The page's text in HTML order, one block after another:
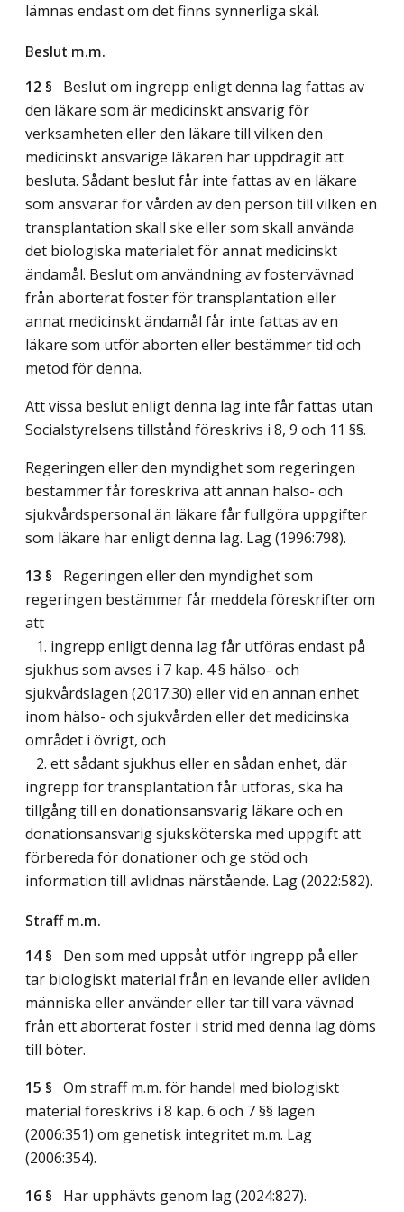
lämnas endast om det finns synnerliga skäl.
Beslut m.m.
12 § Beslut om ingrepp enligt denna lag fattas av
den läkare som är medicinskt ansvarig för
verksamheten eller den läkare till vilken den
medicinskt ansvarige läkaren har uppdragit att
besluta. Sådant beslut får inte fattas av en läkare
som ansvarar för vården av den person till vilken en
transplantation skall ske eller som skall använda
det biologiska materialet för annat medicinskt
ändamål. Beslut om användning av fostervävnad
från aborterat foster för transplantation eller
annat medicinskt ändamål får inte fattas av en
läkare som utför aborten eller bestämmer tid och
metod för denna.
Att vissa beslut enligt denna lag inte får fattas utan
Socialstyrelsens tillstånd föreskrivs i 8, 9 och 11 §§.
Regeringen eller den myndighet som regeringen
bestämmer får föreskriva att annan hälso- och
sjukvårdspersonal än läkare får fullgöra uppgifter
som läkare har enligt denna lag. Lag (1996:798).
13 § Regeringen eller den myndighet som
regeringen bestämmer får meddela föreskrifter om
att
1. ingrepp enligt denna lag får utföras endast på
sjukhus som avses i 7 kap. 4 § hälso- och
sjukvårdslagen (2017:30) eller vid en annan enhet
inom hälso- och sjukvården eller det medicinska
området i övrigt, och
2. ett sådant sjukhus eller en sådan enhet, där
ingrepp för transplantation får utföras, ska ha
tillgång till en donationsansvarig läkare och en
donationsansvarig sjuksköterska med uppgift att
förbereda för donationer och ge stöd och
information till avlidnas närstående. Lag (2022:582).
Straff m.m.
14 § Den som med uppsåt utför ingrepp på eller
tar biologiskt material från en levande eller avliden
människa eller använder eller tar till vara vävnad
från ett aborterat foster i strid med denna lag döms
till böter.
15 § Om straff m.m. för handel med biologiskt
material föreskrivs i 8 kap. 6 och 7 §§ lagen
(2006:351) om genetisk integritet m.m. Lag
(2006:354).
16 § Har upphävts genom lag (2024:827).